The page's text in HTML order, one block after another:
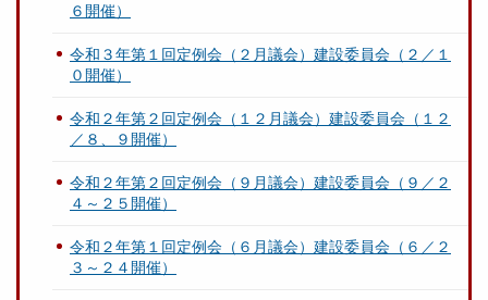
６開催）
令和３年第１回定例会（２月議会）建設委員会（２／１
０開催）
令和２年第２回定例会（１２月議会）建設委員会（１２
／８、９開催）
令和２年第２回定例会（９月議会）建設委員会（９／２
４～２５開催）
令和２年第１回定例会（６月議会）建設委員会（６／２
３～２４開催）